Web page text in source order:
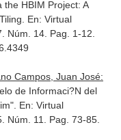
HBIM Project: A
En: Virtual
Núm. 14. Pag. 1-12.
Campos, Juan José:
de Informaci?N del
En: Virtual
Núm. 11. Pag. 73-85.